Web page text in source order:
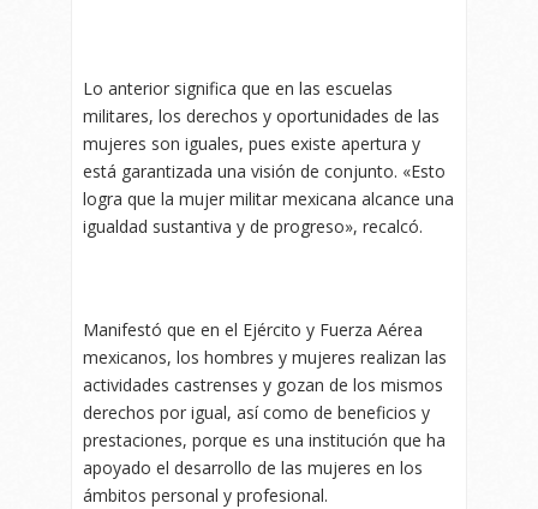
Lo anterior significa que en las escuelas
militares, los derechos y oportunidades de las
mujeres son iguales, pues existe apertura y
está garantizada una visión de conjunto. «Esto
logra que la mujer militar mexicana alcance una
igualdad sustantiva y de progreso», recalcó.
Manifestó que en el Ejército y Fuerza Aérea
mexicanos, los hombres y mujeres realizan las
actividades castrenses y gozan de los mismos
derechos por igual, así como de beneficios y
prestaciones, porque es una institución que ha
apoyado el desarrollo de las mujeres en los
ámbitos personal y profesional.